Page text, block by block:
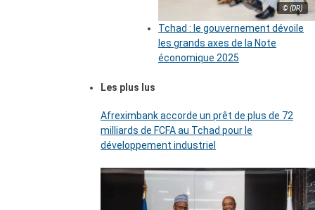
© (DR)
Tchad : le gouvernement dévoile
les grands axes de la Note
économique 2025
Les plus lus
Afreximbank accorde un prêt de plus de 72
milliards de FCFA au Tchad pour le
développement industriel